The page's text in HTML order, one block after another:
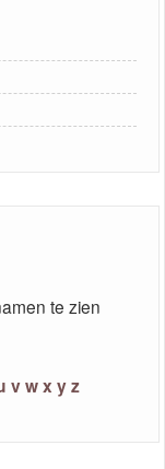
te zien
vwx yz